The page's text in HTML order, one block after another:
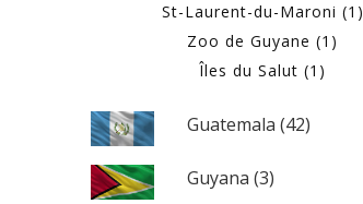
St-Laurent-du-Maroni (1)
Zoo de Guyane (1)
Îles du Salut (1)
Guatemala (42)
Guyana (3)